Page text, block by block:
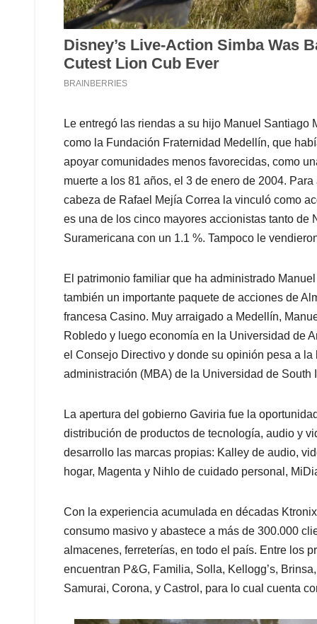
Le entregó las riendas a su hijo Manuel
como la Fundación Fraternidad Medellín, que
apoyar comunidades menos favorecidas, como
muerte a los 81 años, el 3 de enero de 2004.
cabeza de Rafael Mejía Correa la vinculó como
es una de los cinco mayores accionistas tanto de
Suramericana con un 1.1 %. Tampoco le
El patrimonio familiar que ha administrado
también un importante paquete de acciones de
francesa Casino. Muy arraigado a Medellín,
Robledo y luego economía en la Universidad de
el Consejo Directivo y donde su opinión pesa a
administración (MBA) de la Universidad de South
La apertura del gobierno Gaviria fue la
distribución de productos de tecnología, audio y
desarrollo las marcas propias: Kalley de audio,
hogar, Magenta y Nihlo de cuidado personal,
Con la experiencia acumulada en décadas
consumo masivo y abastece a más de 300.000
almacenes, ferreterías, en todo el país. Entre los
encuentran P&G, Familia, Solla, Kellogg’s,
Samurai, Corona, y Castrol, para lo cual cuenta